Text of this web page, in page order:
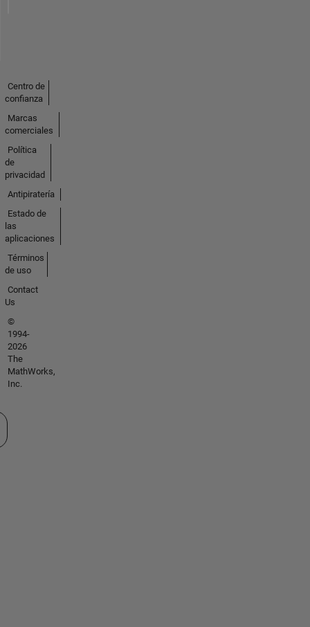
Centro de
confianza
Marcas
comerciales
Política
de
privacidad
Antipiratería
Estado de
las
aplicaciones
Términos
de uso
Contact
Us
©
1994-
2026
The
MathWorks,
Inc.
un país/idioma